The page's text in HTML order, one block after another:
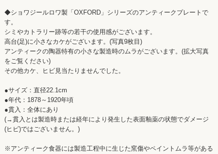
◆ショワジールロワ製「OXFORD」シリーズのアンティークプレートで
す。
シミやカトラリー跡等の若干の使用感がございます。
高台(足)に小さなカケがございます。(写真9枚目)
アンティークの陶器特有の小さな製造時のムラがございます。(拡大写真
をご覧ください)
その他カケ、ヒビ見当たりませんでした。
●サイズ：直径22.1cm
●年代：1878～1920年頃
●貫入：全体にあり
(→貫入とは製造時または経年により発生した表面釉薬の状態でダメージ
(ヒビ)ではございません。)
※アンティーク食器には製造工程中に生じた窯傷やペイントムラ等がある